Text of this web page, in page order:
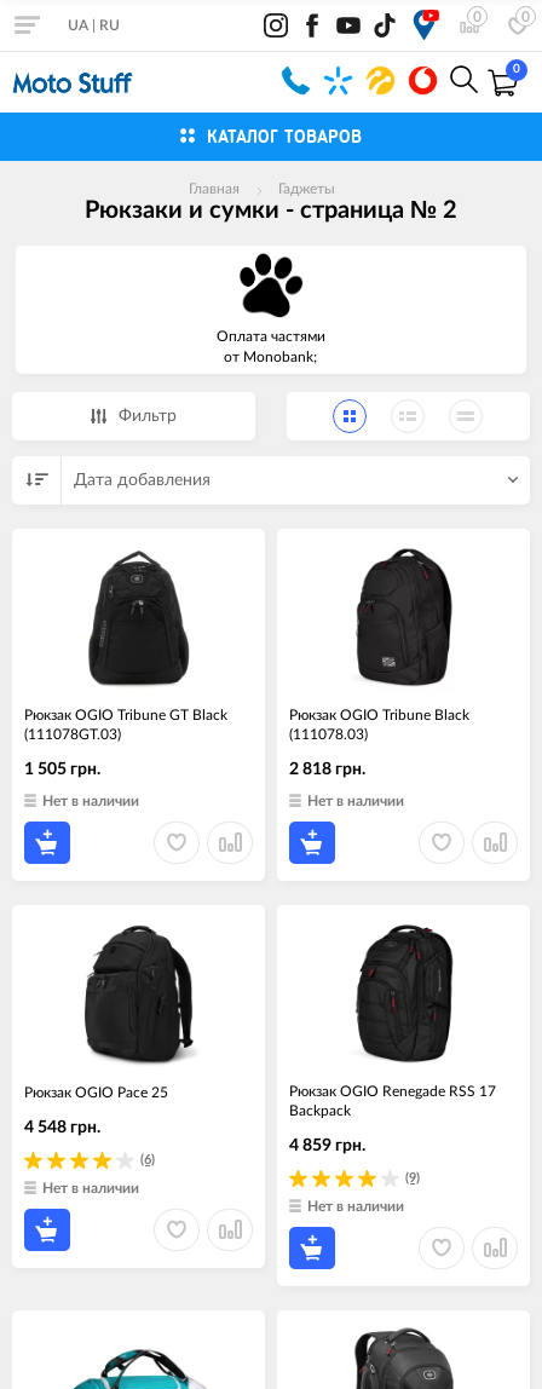
0 0
UA RU
0
КАТАЛОГ ТОВАРОВ
Главная Гаджеты
Рюкзаки и сумки - страница № 2
Оплата частями
от Monobank;
Фильтр
Дата добавления
Рюкзак OGIO Tribune GT Black
(111078GT.03)
1 505 грн.
Нет в наличии
Рюкзак OGIO Tribune Black
(111078.03)
2 818 грн.
Нет в наличии
Рюкзак OGIO Pace 25
(6)
4 548 грн.
Нет в наличии
Рюкзак OGIO Renegade RSS 17
Backpack
(9)
4 859 грн.
Нет в наличии